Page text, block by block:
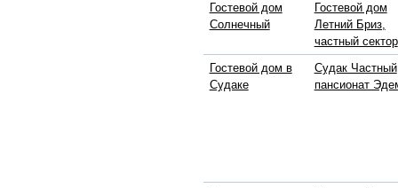
Гостевой дом
Солнечный
Гостевой дом
Летний Бриз,
частный сектор
Гостевой дом в
Судаке
Судак Частный
пансионат